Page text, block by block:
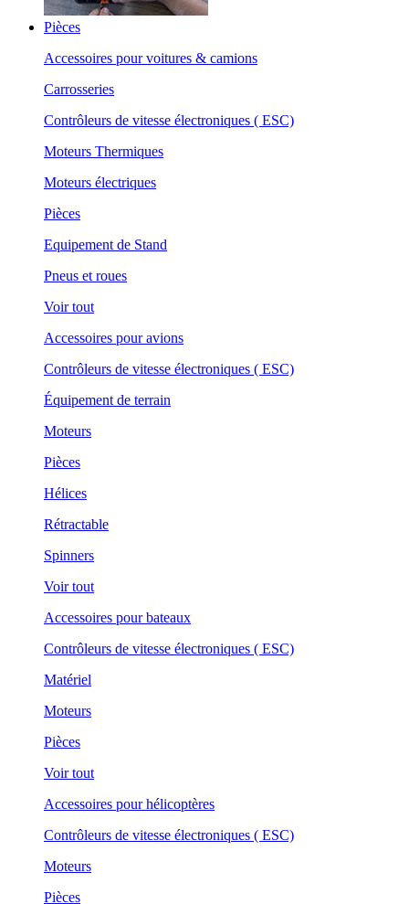
Pièces
Accessoires pour voitures & camions
Carrosseries
Contrôleurs de vitesse électroniques ( ESC)
Moteurs Thermiques
Moteurs électriques
Pièces
Equipement de Stand
Pneus et roues
Voir tout
Accessoires pour avions
Contrôleurs de vitesse électroniques ( ESC)
Équipement de terrain
Moteurs
Pièces
Hélices
Rétractable
Spinners
Voir tout
Accessoires pour bateaux
Contrôleurs de vitesse électroniques ( ESC)
Matériel
Moteurs
Pièces
Voir tout
Accessoires pour hélicoptères
Contrôleurs de vitesse électroniques ( ESC)
Moteurs
Pièces